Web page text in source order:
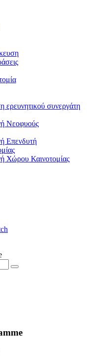
ερευνητικού συνεργάτη
Νεοφυούς
Επενδυτή
Χώρου Καινοτομίας